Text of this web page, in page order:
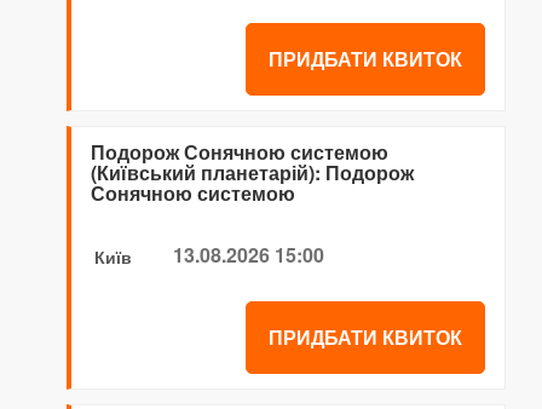
ПРИДБАТИ КВИТОК
Подорож Сонячною системою
(Київський планетарій): Подорож
Сонячною системою
Київ 13.08.2026 15:00
ПРИДБАТИ КВИТОК